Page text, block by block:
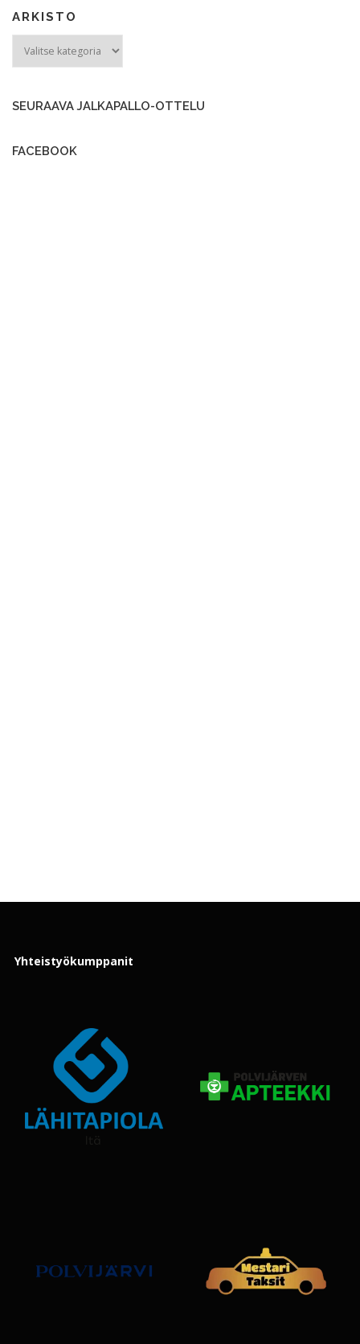
ARKISTO
SEURAAVA JALKAPALLO-OTTELU
FACEBOOK
Yhteistyökumppanit